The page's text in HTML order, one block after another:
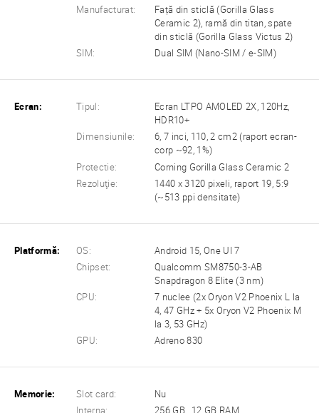
Manufacturat:
Față din sticlă (Gorilla Glass
Ceramic 2), ramă din titan, spate
din sticlă (Gorilla Glass Victus 2)
SIM:
Dual SIM (Nano-SIM / e-SIM)
Ecran: Tipul:
Ecran LTPO AMOLED 2X, 120Hz,
HDR10+
Dimensiunile:
6, 7 inci, 110, 2 cm2 (raport ecran-
corp ~92, 1%)
Protectie:
Corning Gorilla Glass Ceramic 2
Rezoluţie:
1440 x 3120 pixeli, raport 19, 5:9
(~513 ppi densitate)
Platformă: OS:
Android 15, One UI 7
Chipset:
Qualcomm SM8750-3-AB
Snapdragon 8 Elite (3 nm)
CPU:
7 nuclee (2x Oryon V2 Phoenix L la
4, 47 GHz + 5x Oryon V2 Phoenix M
la 3, 53 GHz)
GPU:
Adreno 830
Memorie: Slot card:
Nu
Interna:
256 GB , 12 GB RAM